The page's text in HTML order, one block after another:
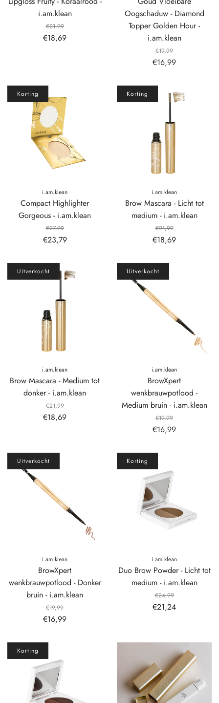
i.am.klean
€21,99
€18,69
Oogschaduw - Diamond
Topper Golden Hour -
i.am.klean
€19,99
€16,99
i.am.klean
Compact Highlighter
Gorgeous - i.am.klean
€27,99
€23,79
Korting
i.am.klean
Brow Mascara - Licht tot
medium - i.am.klean
€21,99
€18,69
Korting
i.am.klean
Brow Mascara - Medium tot
donker - i.am.klean
€21,99
€18,69
Uitverkocht
i.am.klean
BrowXpert
wenkbrauwpotlood -
Medium bruin - i.am.klean
€19,99
€16,99
Uitverkocht
i.am.klean
BrowXpert
wenkbrauwpotlood - Donker
bruin - i.am.klean
€19,99
€16,99
Uitverkocht
i.am.klean
Duo Brow Powder - Licht tot
medium - i.am.klean
€24,99
€21,24
Korting
Korting